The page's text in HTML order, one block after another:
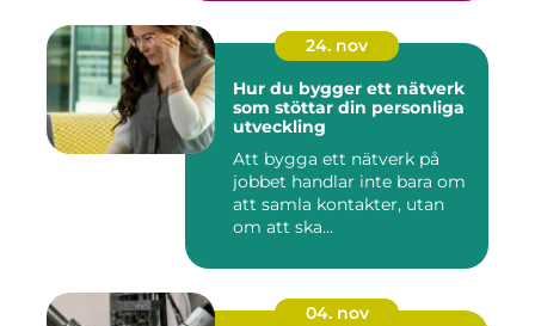
24. nov
Hur du bygger ett nätverk
som stöttar din personliga
utveckling
Att bygga ett nätverk på
jobbet handlar inte bara om
att samla kontakter, utan
om att ska...
04. nov